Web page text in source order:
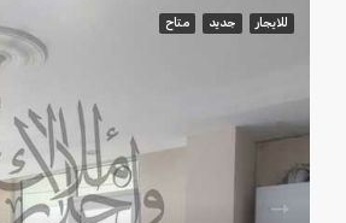
للايجار جديد متاح